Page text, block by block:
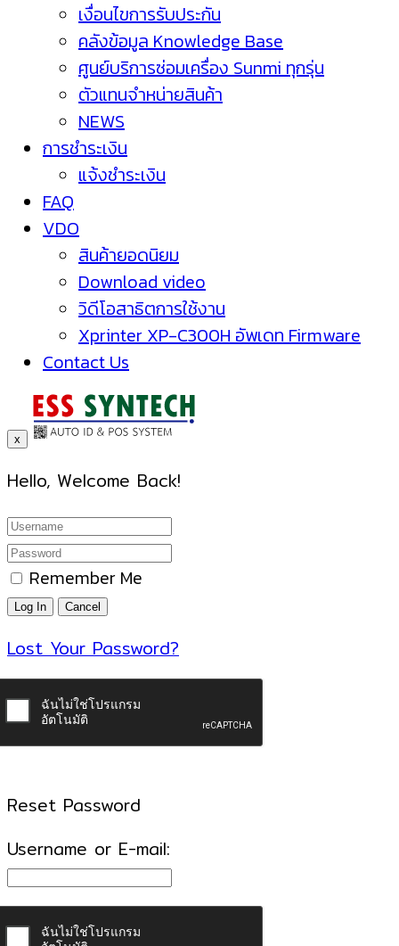
เงื่อนไขการรับประกัน
คลังข้อมูล Knowledge Base
ศูนย์บริการซ่อมเครื่อง Sunmi ทุกรุ่น
ตัวแทนจำหน่ายสินค้า
NEWS
การชำระเงิน
แจ้งชำระเงิน
FAQ
VDO
สินค้ายอดนิยม
Download video
วิดีโอสาธิตการใช้งาน
Xprinter XP-C300H อัพเดท Firmware
Contact Us
x
Hello, Welcome Back!
Remember Me
Lost Your Password?
Reset Password
Username or E-mail: